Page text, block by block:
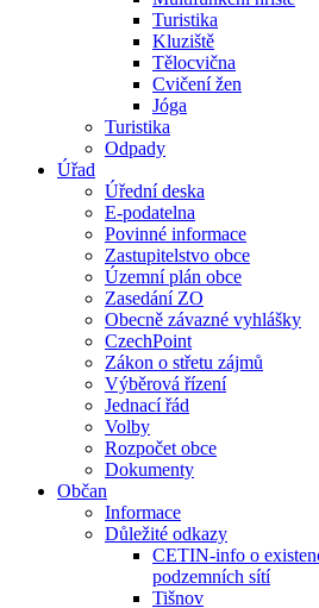
Turistika
Kluziště
Tělocvična
Cvičení žen
Jóga
Turistika
Odpady
Úřad
Úřední deska
E-podatelna
Povinné informace
Zastupitelstvo obce
Územní plán obce
Zasedání ZO
Obecně závazné vyhlášky
CzechPoint
Zákon o střetu zájmů
Výběrová řízení
Jednací řád
Volby
Rozpočet obce
Dokumenty
Občan
Informace
Důležité odkazy
CETIN-info o
podzemních sítí
Tišnov